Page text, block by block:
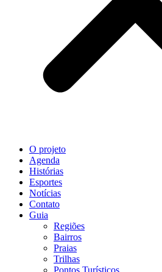
O projeto
Agenda
Histórias
Esportes
Notícias
Contato
Guia
Regiões
Bairros
Praias
Trilhas
Pontos Turísticos